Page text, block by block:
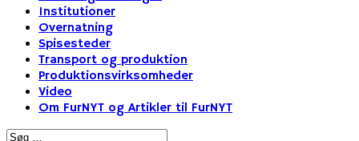
Institutioner
Overnatning
Spisesteder
Transport og produktion
Produktionsvirksomheder
Video
Om FurNYT og Artikler til FurNYT